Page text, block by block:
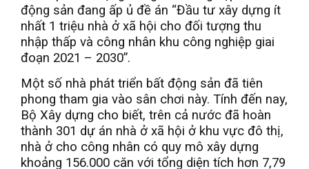
động sản đang ấp ủ đề án “Đầu tư xây dựng ít
nhất 1 triệu nhà ở xã hội cho đối tượng thu
nhập thấp và công nhân khu công nghiệp giai
đoạn 2021 – 2030”.
Một số nhà phát triển bất động sản đã tiên
phong tham gia vào sân chơi này. Tính đến nay,
Bộ Xây dựng cho biết, trên cả nước đã hoàn
thành 301 dự án nhà ở xã hội ở khu vực đô thị,
nhà ở cho công nhân có quy mô xây dựng
khoảng 156.000 căn với tổng diện tích hơn 7,79